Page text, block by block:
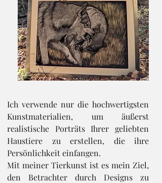
Ich verwende nur die hochwertigsten
Kunstmaterialien, um äußerst
realistische Porträts Ihrer geliebten
Haustiere zu erstellen, die ihre
Persönlichkeit einfangen.
Mit meiner Tierkunst ist es mein Ziel,
den Betrachter durch Designs zu